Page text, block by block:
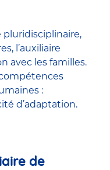
pluridisciplinaire,
l’auxiliaire
avec les familles.
:
d’adaptation.
de